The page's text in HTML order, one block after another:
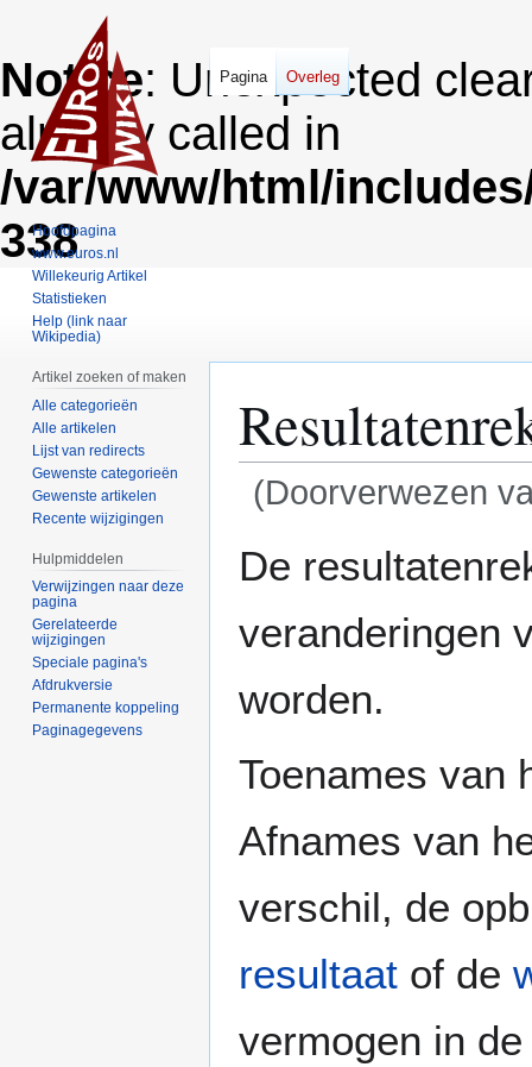
Notice: Unexpected
already called in
/var/www/html/
338
(Doorverwezen
navigatie
zoeken
De
veranderingen
worden.
Toenames van
Afnames van
verschil, de
resultaat of de
vermogen in
Pagina Overleg
Hoofdpagina
www.euros.nl
Willekeurig Artikel
Statistieken
Help (link naar
Wikipedia)
Artikel zoeken of maken
Alle categorieën
Alle artikelen
Lijst van redirects
Gewenste categorieën
Gewenste artikelen
Recente wijzigingen
Hulpmiddelen
Verwijzingen naar deze
pagina
Gerelateerde
wijzigingen
Speciale pagina's
Afdrukversie
Permanente koppeling
Paginagegevens